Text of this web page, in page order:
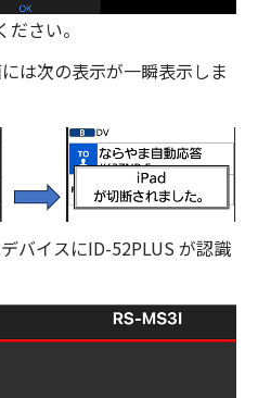
ださい。
は次の表示が一瞬表示しま
バイスにID-52PLUS が認識